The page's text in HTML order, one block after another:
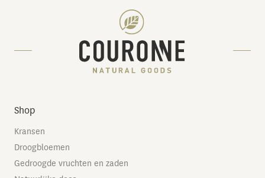
Shop
Kransen
Droogbloemen
Gedroogde vruchten en zaden